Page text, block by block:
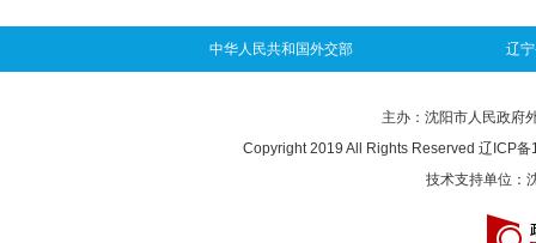
中华人民共和国外交部 辽
主办：沈阳市人民政府
Copyright 2019 All Rights Reserved 辽ICP备
技术支持单位：